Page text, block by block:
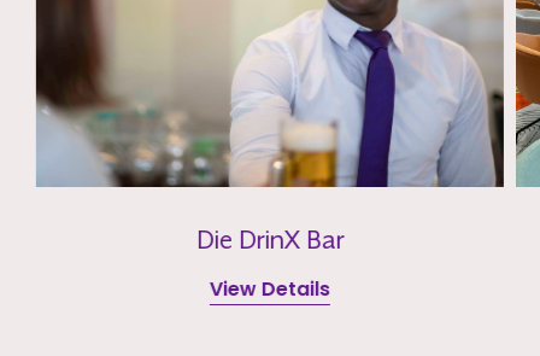
Die DrinX Bar
View Details